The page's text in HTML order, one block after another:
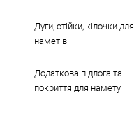
Дуги, стійки, кілочки для
наметів
Додаткова підлога та
покриття для намету